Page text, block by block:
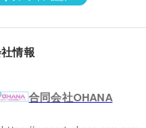
情報
合同会社OHANA